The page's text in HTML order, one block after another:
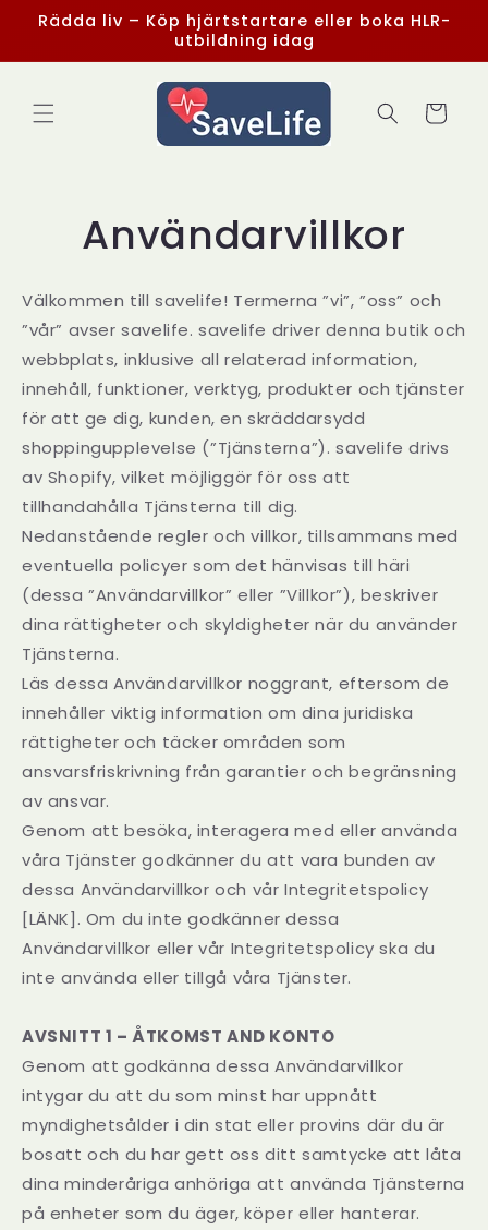
vidare
till
Rädda liv – Köp hjärtstartare eller boka HLR-
utbildning idag
Varukorg
Användarvillkor
Välkommen till savelife! Termerna ”vi”, ”oss” och
”vår” avser savelife. savelife driver denna butik och
webbplats, inklusive all relaterad information,
innehåll, funktioner, verktyg, produkter och tjänster
för att ge dig, kunden, en skräddarsydd
shoppingupplevelse (”Tjänsterna”). savelife drivs
av Shopify, vilket möjliggör för oss att
tillhandahålla Tjänsterna till dig.
Nedanstående regler och villkor, tillsammans med
eventuella policyer som det hänvisas till häri
(dessa ”Användarvillkor” eller ”Villkor”), beskriver
dina rättigheter och skyldigheter när du använder
Tjänsterna.
Läs dessa Användarvillkor noggrant, eftersom de
innehåller viktig information om dina juridiska
rättigheter och täcker områden som
ansvarsfriskrivning från garantier och begränsning
av ansvar.
Genom att besöka, interagera med eller använda
våra Tjänster godkänner du att vara bunden av
dessa Användarvillkor och vår Integritetspolicy
[LÄNK]. Om du inte godkänner dessa
Användarvillkor eller vår Integritetspolicy ska du
inte använda eller tillgå våra Tjänster.
AVSNITT 1 – ÅTKOMST AND KONTO
Genom att godkänna dessa Användarvillkor
intygar du att du som minst har uppnått
myndighetsålder i din stat eller provins där du är
bosatt och du har gett oss ditt samtycke att låta
dina minderåriga anhöriga att använda Tjänsterna
på enheter som du äger, köper eller hanterar.